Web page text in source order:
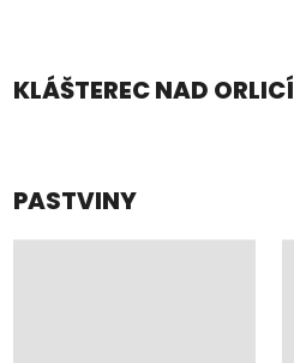
KLÁŠTEREC NAD ORLICÍ
PASTVINY